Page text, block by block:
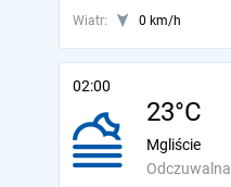
Wiatr:
0 km/h
02:00
23°C
Odczuwalna
Mgliście